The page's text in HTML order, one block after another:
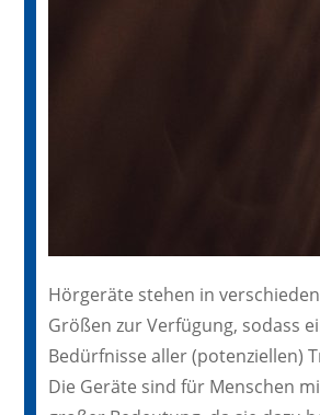
Hörgeräte stehen in
Größen zur Verfügung, sodass
Bedürfnisse aller (potenziellen)
Die Geräte sind für Menschen